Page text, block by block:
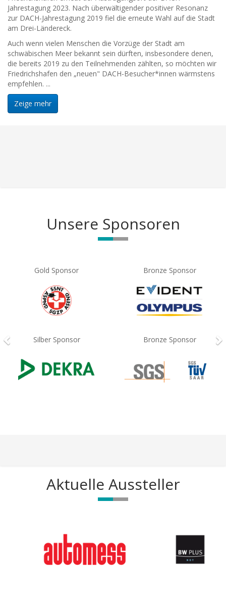
Jahrestagung 2023. Nach überwältigender positiver Resonanz
zur DACH-Jahrestagung 2019 fiel die erneute Wahl auf die Stadt
am Drei-Ländereck.
Auch wenn vielen Menschen die Vorzüge der Stadt am
schwäbischen Meer bekannt sein dürften, insbesondere denen,
die bereits 2019 zu den Teilnehmenden zählten, so möchten wir
Friedrichshafen den „neuen" DACH-Besucher*innen wärmstens
empfehlen. ...
Zeige mehr
Unsere Sponsoren
Gold Sponsor Bronze Sponsor
Silber Sponsor Bronze Sponsor
Previous
Aktuelle Aussteller